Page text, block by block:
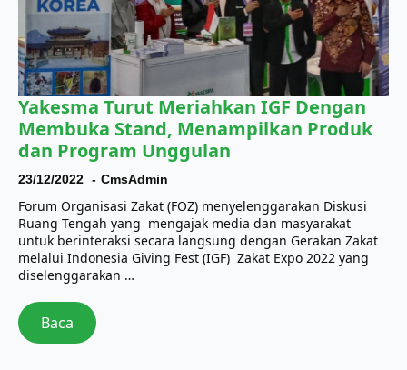
Yakesma Turut Meriahkan IGF Dengan
Membuka Stand, Menampilkan Produk
dan Program Unggulan
23/12/2022 CmsAdmin
Forum Organisasi Zakat (FOZ) menyelenggarakan Diskusi
Ruang Tengah yang mengajak media dan masyarakat
untuk berinteraksi secara langsung dengan Gerakan Zakat
melalui Indonesia Giving Fest (IGF) Zakat Expo 2022 yang
diselenggarakan …
Baca